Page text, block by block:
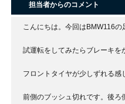
担当者からのコメント
こんにちは。今回はBMW116の
試運転をしてみたらブレーキを
フロントタイヤが少しずれる
前側のブッシュ切れです。後ろ